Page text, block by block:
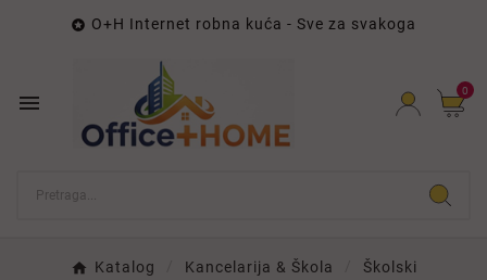
 O+H Internet robna kuća - Sve za svakoga
 0
Katalog Kancelarija & Škola
Školski